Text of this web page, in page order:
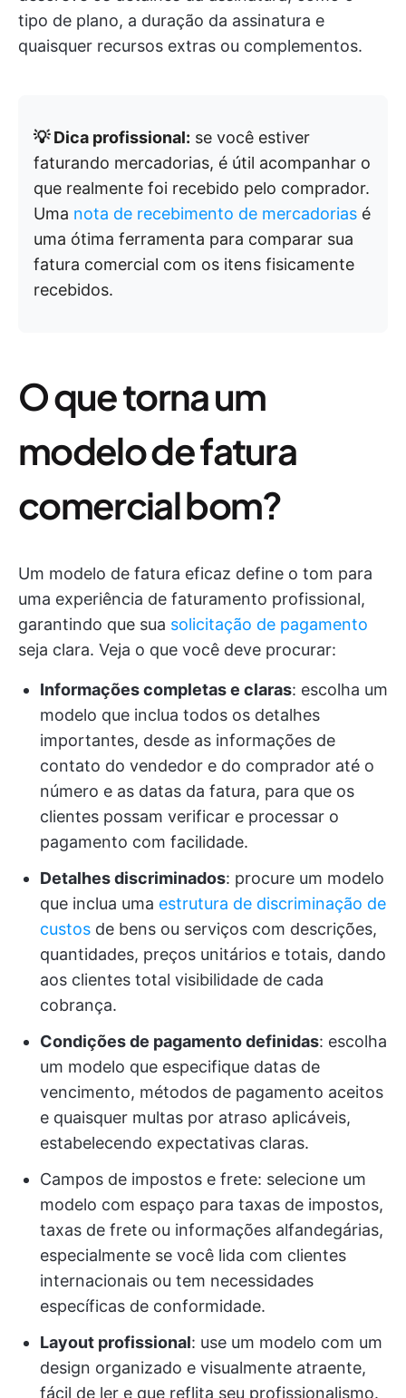
tipo de plano, a duração da assinatura e
quaisquer recursos extras ou complementos.
💡 Dica profissional: se você estiver
faturando mercadorias, é útil acompanhar o
que realmente foi recebido pelo comprador.
Uma nota de recebimento de mercadorias é
uma ótima ferramenta para comparar sua
fatura comercial com os itens fisicamente
recebidos.
O que torna um
modelo de fatura
comercial bom?
Um modelo de fatura eficaz define o tom para
uma experiência de faturamento profissional,
garantindo que sua solicitação de pagamento
seja clara. Veja o que você deve procurar:
Informações completas e claras: escolha um
modelo que inclua todos os detalhes
importantes, desde as informações de
contato do vendedor e do comprador até o
número e as datas da fatura, para que os
clientes possam verificar e processar o
pagamento com facilidade.
Detalhes discriminados: procure um modelo
que inclua uma estrutura de discriminação de
custos de bens ou serviços com descrições,
quantidades, preços unitários e totais, dando
aos clientes total visibilidade de cada
cobrança.
Condições de pagamento definidas: escolha
um modelo que especifique datas de
vencimento, métodos de pagamento aceitos
e quaisquer multas por atraso aplicáveis,
estabelecendo expectativas claras.
Campos de impostos e frete: selecione um
modelo com espaço para taxas de impostos,
taxas de frete ou informações alfandegárias,
especialmente se você lida com clientes
internacionais ou tem necessidades
específicas de conformidade.
Layout profissional: use um modelo com um
design organizado e visualmente atraente,
fácil de ler e que reflita seu profissionalismo.